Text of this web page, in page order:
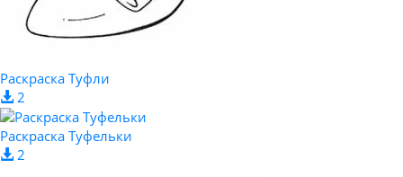
Раскраска Туфли
2
Раскраска Туфельки
2